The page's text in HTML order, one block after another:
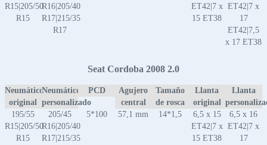
R15|205/50
R15
R16|205/40
R17|215/35
R17
ET42|7 x
15 ET38
ET42|7 x
17
ET42|7,5
x 17 ET38
Seat Cordoba 2008 2.0
Neumático
original
Neumático
personalizado
PCD
Agujero
central
Tamaño
de rosca
Llanta
original
Llanta
195/55
R15|205/50
R15
205/45
R16|205/40
R17|215/35
5*100 57,1 mm 14*1,5
6,5 x 15
ET42|7 x
15 ET38
6,5 x 16
ET42|7 x
17